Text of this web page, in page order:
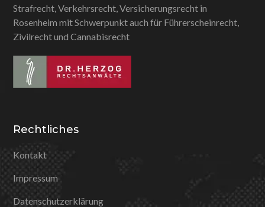
Strafrecht, Verkehrsrecht, Versicherungsrecht in
Rosenheim mit Schwerpunkt auch für Führerscheinrecht,
Zivilrecht und Cannabisrecht
Rechtliches
Kontakt
Impressum
Datenschutzerklärung